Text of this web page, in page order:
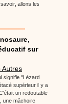
allons les
sur
Autres
signifie "Lézard
supérieur il y a
un redoutable
une mâchoire